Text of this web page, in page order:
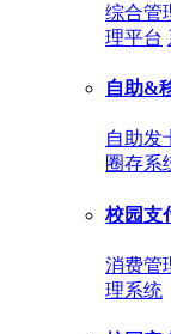
综合管
理平台
自助&
自助发
圈存系
校园支
消费管
理系统